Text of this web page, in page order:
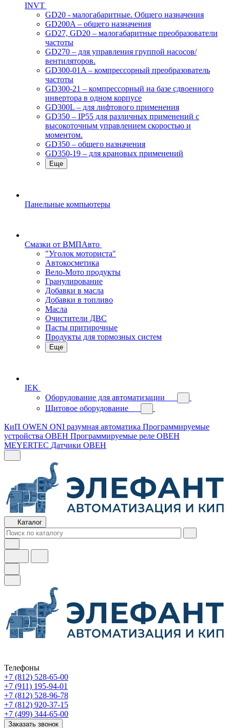
INVT
GD20 - малогабаритные. Общего назначения
GD200A – общего назначения
GD27, GD20 – малогабаритные преобразователи
частоты
GD270 – для управления группой насосов/
вентиляторов.
GD300-01A – компрессорный преобразователь
частоты
GD300-21 – компрессорный на базе сдвоенного
инвертора в одном корпусе
GD300L – для лифтового применения
GD350 – IP55 для различных применений с
высокоточным управлением скоростью и
моментом.
GD350 – общего назначения
GD350-19 – для крановых применений
Еще
Панельные компьютеры
Смазки от ВМПАвто
"Уголок моториста"
Автокосметика
Вело-Мото продукты
Гранулирование
Добавки в масла
Добавки в топливо
Масла
Очистители ДВС
Пасты притирочные
Продукты для тормозных систем
Еще
IEK
Оборудование для автоматизации
Щитовое оборудование
КиП OWEN ONI разумная автоматика Программируемые
устройства ОВЕН Программируемые реле ОВЕН
MEYERTEC Датчики ОВЕН
Каталог
Телефоны
+7 (812) 528-65-00
+7 (911) 195-94-01
+7 (812) 528-96-78
+7 (812) 920-37-15
+7 (499) 344-65-00
Заказать звонок